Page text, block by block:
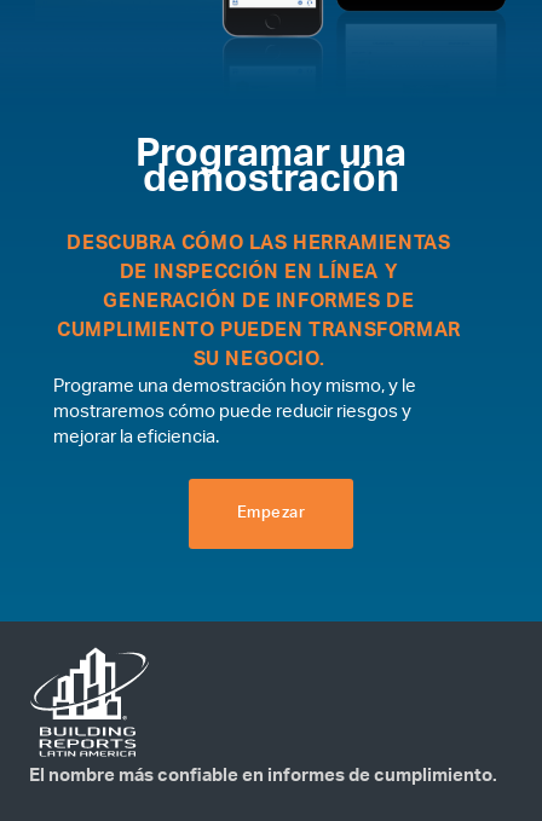
Programar una
demostración
DESCUBRA CÓMO LAS HERRAMIENTAS
DE INSPECCIÓN EN LÍNEA Y
GENERACIÓN DE INFORMES DE
CUMPLIMIENTO PUEDEN TRANSFORMAR
SU NEGOCIO.
Programe una demostración hoy mismo, y le
mostraremos cómo puede reducir riesgos y
mejorar la eficiencia.
Empezar
El nombre más confiable en informes de cumplimiento.